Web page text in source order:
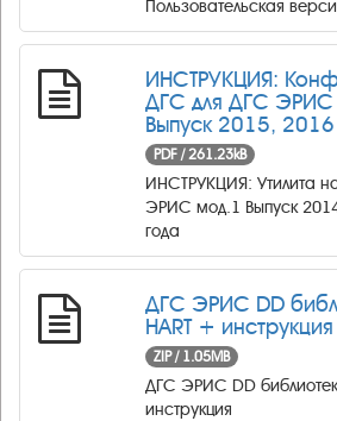
Пользовательская
ИНСТРУКЦИЯ:
ДГС для ДГС ЭРИС
Выпуск 2015, 2016
PDF / 261.23kB
ИНСТРУКЦИЯ: Утилита
ЭРИС мод.1 Выпуск
года
ДГС ЭРИС DD
HART + инструкция
ZIP / 1.05MB
ДГС ЭРИС DD
инструкция